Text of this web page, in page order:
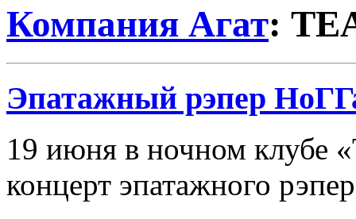
Компания Агат:
Эпатажный рэпер
19 июня в ночном клубе
концерт эпатажного